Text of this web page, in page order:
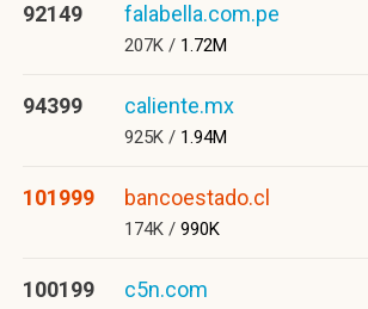
92149 falabella.com.pe
207K / 1.72M
94399 caliente.mx
925K / 1.94M
101999 bancoestado.cl
174K / 990K
100199 c5n.com